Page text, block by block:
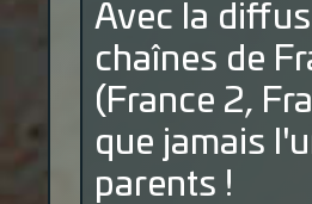
Avec la
chaînes de
(France 2,
que jamais
parents !